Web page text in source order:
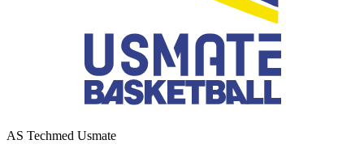
AS Techmed Usmate